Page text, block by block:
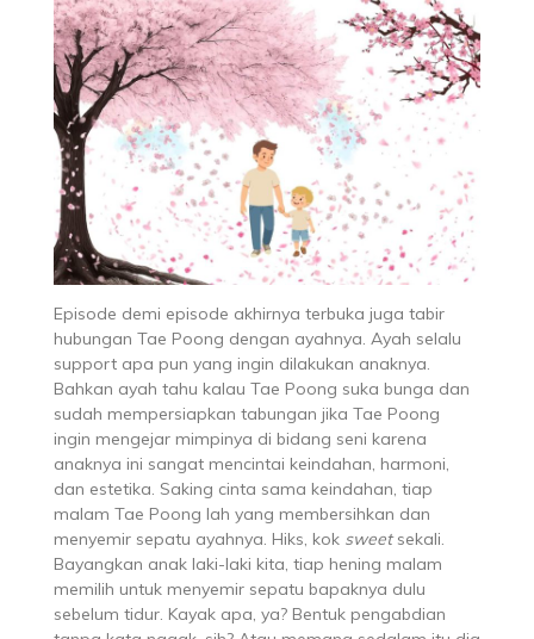
Episode demi episode akhirnya terbuka juga tabir
hubungan Tae Poong dengan ayahnya. Ayah selalu
support apa pun yang ingin dilakukan anaknya.
Bahkan ayah tahu kalau Tae Poong suka bunga dan
sudah mempersiapkan tabungan jika Tae Poong
ingin mengejar mimpinya di bidang seni karena
anaknya ini sangat mencintai keindahan, harmoni,
dan estetika. Saking cinta sama keindahan, tiap
malam Tae Poong lah yang membersihkan dan
menyemir sepatu ayahnya. Hiks, kok sweetsekali.
Bayangkan anak laki-laki kita, tiap hening malam
memilih untuk menyemir sepatu bapaknya dulu
sebelum tidur. Kayak apa, ya? Bentuk pengabdian